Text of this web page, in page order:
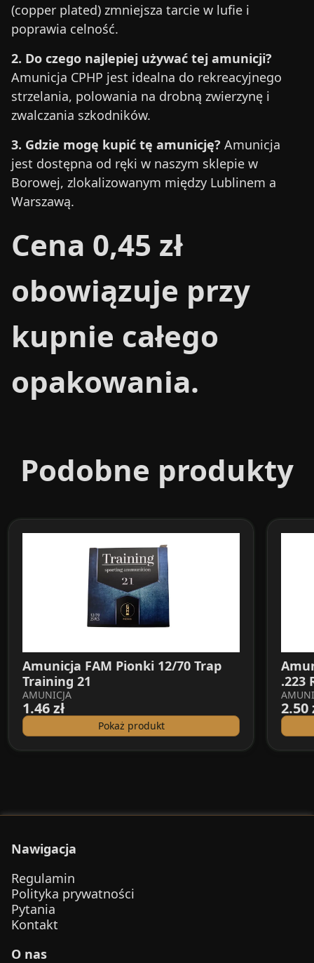
(copper plated) zmniejsza tarcie w lufie i
poprawia celność.
2. Do czego najlepiej używać tej amunicji?
Amunicja CPHP jest idealna do rekreacyjnego
strzelania, polowania na drobną zwierzynę i
zwalczania szkodników.
3. Gdzie mogę kupić tę amunicję? Amunicja
jest dostępna od ręki w naszym sklepie w
Borowej, zlokalizowanym między Lublinem a
Warszawą.
Cena 0,45 zł
obowiązuje przy
kupnie całego
opakowania.
Podobne produkty
Amunicja FAM Pionki 12/70 Trap
Training 21
AMUNICJA
1.46 zł
Pokaż produkt
.223
2.50
Nawigacja
Regulamin
Polityka prywatności
Pytania
Kontakt
O nas